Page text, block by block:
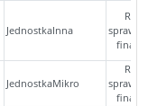
JednostkaInna
JednostkaMikro